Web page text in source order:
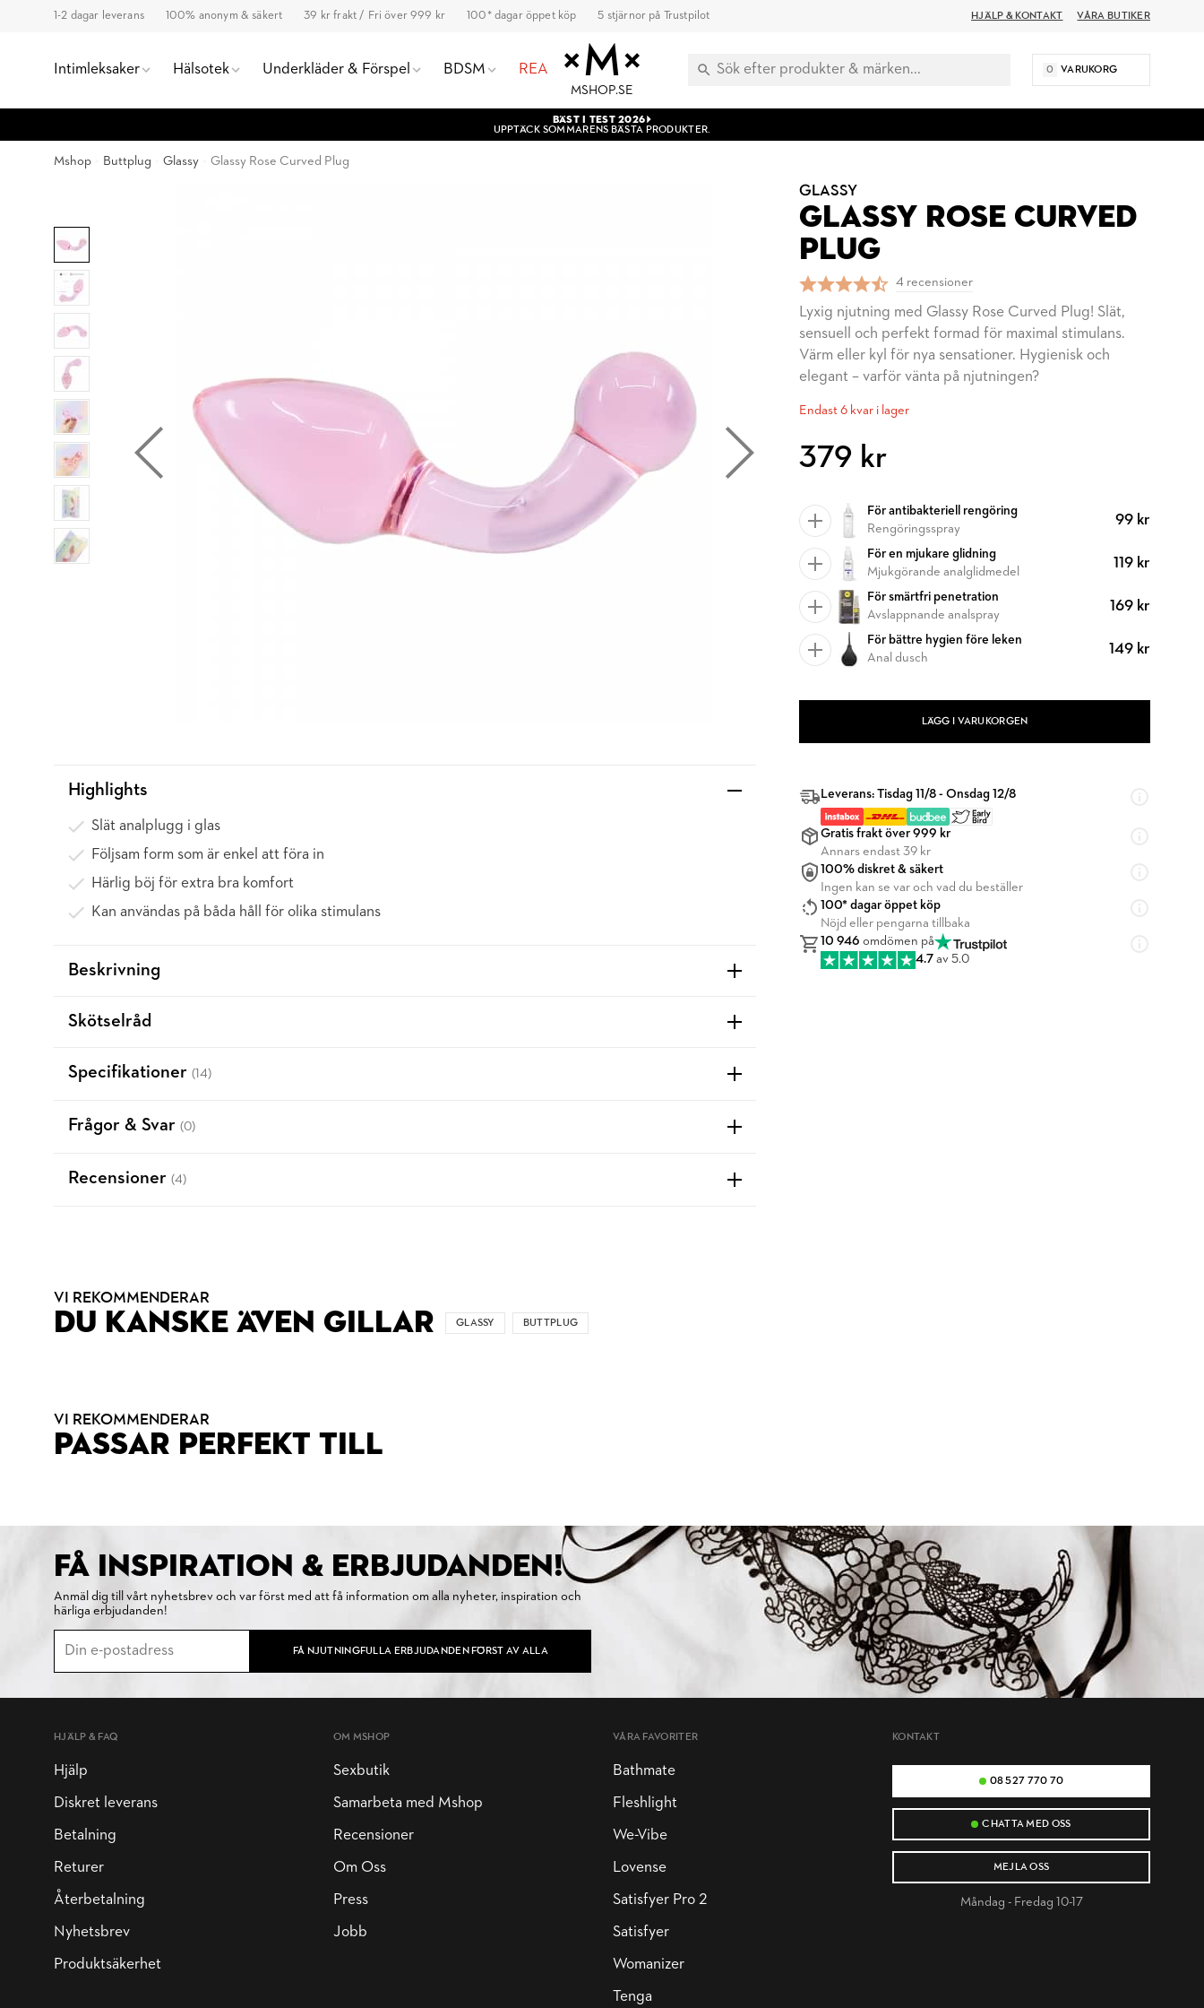
1-2 dagar leverans 100% anonym & säkert 39 kr frakt / Fri över 999 kr 100* dagar öppet köp 5 stjärnor på Trustpilot HJÄLP & KONTAKT VÅRA BUTIKER
Intimleksaker Hälsotek Underkläder & Förspel BDSM REA
MSHOP.SE
0 VARUKORG
BÄST I TEST 2026
UPPTÄCK SOMMARENS BÄSTA PRODUKTER.
Mshop Buttplug Glassy Glassy Rose Curved Plug
GLASSY
GLASSY ROSE CURVED
PLUG
4 recensioner
Lyxig njutning med Glassy Rose Curved Plug! Slät,
sensuell och perfekt formad för maximal stimulans.
Värm eller kyl för nya sensationer. Hygienisk och
elegant – varför vänta på njutningen?
Endast 6 kvar i lager
379 kr
För antibakteriell rengöring
Rengöringsspray
99 kr
För en mjukare glidning
Mjukgörande analglidmedel
119 kr
För smärtfri penetration
Avslappnande analspray
169 kr
För bättre hygien före leken
Anal dusch
149 kr
LÄGG I VARUKORGEN
Leverans: Tisdag 11/8 - Onsdag 12/8
Gratis frakt över 999 kr
Annars endast 39 kr
100% diskret & säkert
Ingen kan se var och vad du beställer
100* dagar öppet köp
Nöjd eller pengarna tillbaka
10 946 omdömen på
4.7 av 5.0
Highlights
Slät analplugg i glas
Följsam form som är enkel att föra in
Härlig böj för extra bra komfort
Kan användas på båda håll för olika stimulans
Beskrivning
Skötselråd
Specifikationer (14)
Frågor & Svar (0)
Recensioner (4)
VI REKOMMENDERAR
DU KANSKE ÄVEN GILLAR GLASSY BUTTPLUG
VI REKOMMENDERAR
PASSAR PERFEKT TILL
FÅ INSPIRATION & ERBJUDANDEN!
Anmäl dig till vårt nyhetsbrev och var först med att få information om alla nyheter, inspiration och
härliga erbjudanden!
FÅ NJUTNINGFULLA ERBJUDANDEN FÖRST AV ALLA
KONTAKT
08 527 770 70
CHATTA MED OSS
MEJLA OSS
Måndag - Fredag 10-17
HJÄLP & FAQ
Hjälp
Diskret leverans
Betalning
Returer
Återbetalning
Nyhetsbrev
Produktsäkerhet
OM MSHOP
Sexbutik
Samarbeta med Mshop
Recensioner
Om Oss
Press
Jobb
VÅRA FAVORITER
Bathmate
Fleshlight
We-Vibe
Lovense
Satisfyer Pro 2
Satisfyer
Womanizer
Tenga